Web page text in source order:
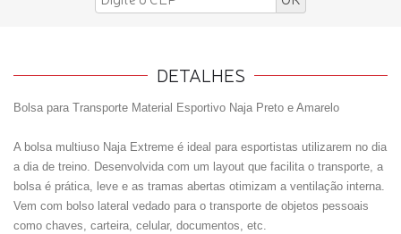
DETALHES
Bolsa para Transporte Material Esportivo Naja Preto e Amarelo
A bolsa multiuso Naja Extreme é ideal para esportistas utilizarem no dia
a dia de treino. Desenvolvida com um layout que facilita o transporte, a
bolsa é prática, leve e as tramas abertas otimizam a ventilação interna.
Vem com bolso lateral vedado para o transporte de objetos pessoais
como chaves, carteira, celular, documentos, etc.